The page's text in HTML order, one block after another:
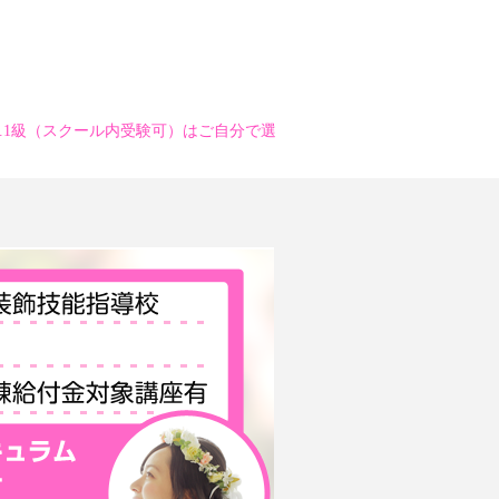
（スクール内受験可）はご自分で選